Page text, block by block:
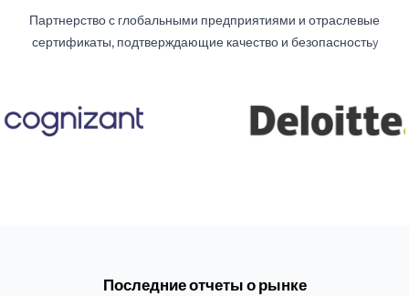
Партнерство с глобальными предприятиями и отраслевые
сертификаты, подтверждающие качество и безопасностьy
Последние отчеты о рынке